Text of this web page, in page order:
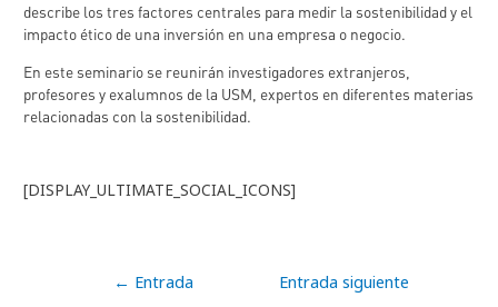
describe los tres factores centrales para medir la sostenibilidad y el
impacto ético de una inversión en una empresa o negocio.
En este seminario se reunirán investigadores extranjeros,
profesores y exalumnos de la USM, expertos en diferentes materias
relacionadas con la sostenibilidad.
[DISPLAY_ULTIMATE_SOCIAL_ICONS]
Navegación
← Entrada
Entrada siguiente